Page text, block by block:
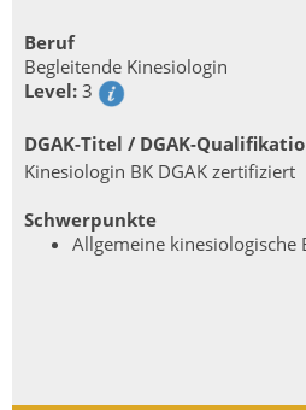
Beruf
Begleitende Kinesiologin
Level: 3
DGAK-Titel / DGAK-
Kinesiologin BK DGAK zertifiziert
Schwerpunkte
Allgemeine kinesiologische